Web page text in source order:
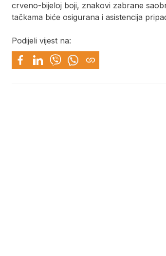
crveno-bijeloj boji, znakovi zabrane
tačkama biće osigurana i asistencija
Podijeli vijest na: